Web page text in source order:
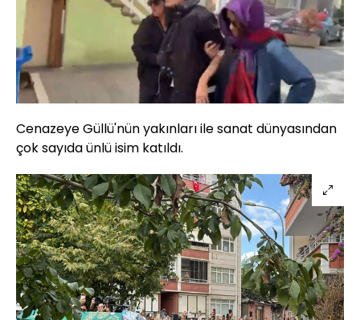
Aç
Yüklendi:
100.00%
Oynatma
Hızı
Cenazeye Güllü'nün yakınları ile sanat dünyasından
çok sayıda ünlü isim katıldı.